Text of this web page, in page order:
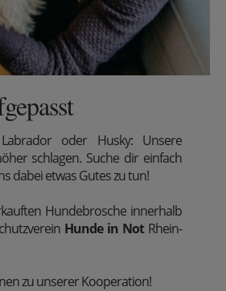
oder Husky: Unsere
schlagen. Suche dir einfach
dabei etwas Gutes zu tun!
Hundebrosche innerhalb
Hunde in NotRhein-
zu unserer Kooperation!